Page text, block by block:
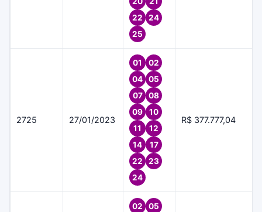
22
24
25
2725 27/01/2023
01
02
04
05
07
08
09
10
11
12
14
17
22
23
24
R$ 377.777,04
02
05